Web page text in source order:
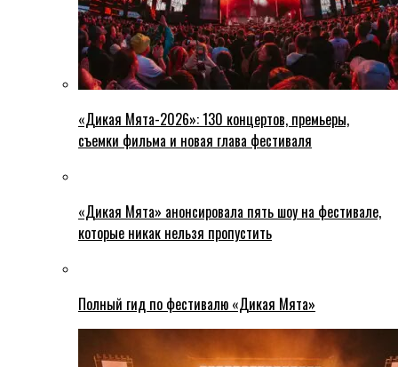
«Дикая Мята-2026»: 130 концертов, премьеры,
съемки фильма и новая глава фестиваля
«Дикая Мята» анонсировала пять шоу на фестивале,
которые никак нельзя пропустить
Полный гид по фестивалю «Дикая Мята»